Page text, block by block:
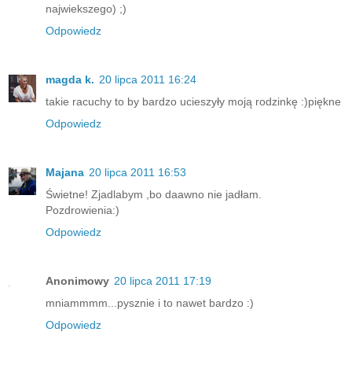
najwiekszego) ;)
Odpowiedz
magda k. 20 lipca 2011 16:24
takie racuchy to by bardzo ucieszyły moją rodzinkę :)piękne
Odpowiedz
Majana 20 lipca 2011 16:53
Świetne! Zjadlabym ,bo daawno nie jadłam.
Pozdrowienia:)
Odpowiedz
Anonimowy 20 lipca 2011 17:19
mniammmm...pysznie i to nawet bardzo :)
Odpowiedz